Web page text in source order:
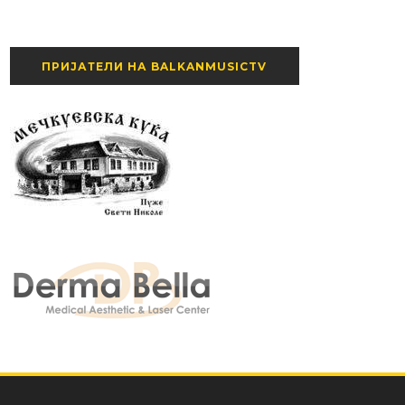
ПРИЈАТЕЛИ НА BALKANMUSICTV